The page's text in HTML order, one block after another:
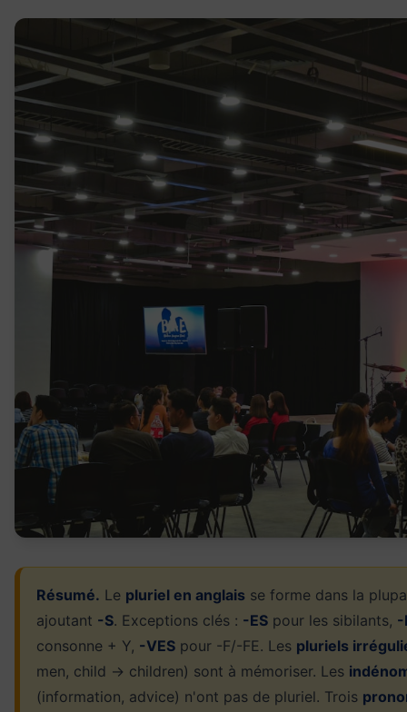
Résumé. Le pluriel en anglais se forme dans la
ajoutant -S. Exceptions clés : -ES pour les sibilants, -
consonne + Y, -VES pour -F/-FE. Les pluriels
men, child → children) sont à mémoriser. Les
(information, advice) n'ont pas de pluriel. Trois